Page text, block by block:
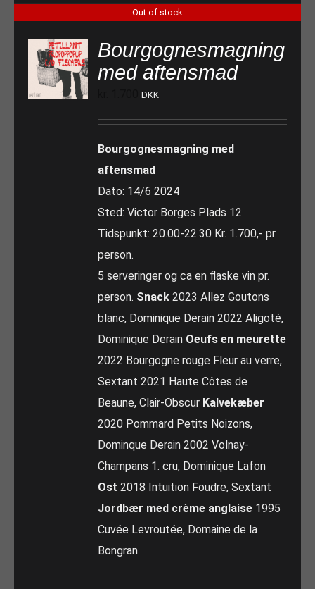
Out of stock
Bourgognesmagning
med aftensmad
DKK
Bourgognesmagning med
aftensmad
Dato: 14/6 2024
Sted: Victor Borges Plads 12
Tidspunkt: 20.00-22.30 Kr. 1.700,- pr.
person.
5 serveringer og ca en flaske vin pr.
person. Snack 2023 Allez Goutons
blanc, Dominique Derain 2022 Aligoté,
Dominique Derain Oeufs en meurette
2022 Bourgogne rouge Fleur au verre,
Sextant 2021 Haute Côtes de
Beaune, Clair-Obscur Kalvekæber
2020 Pommard Petits Noizons,
Dominque Derain 2002 Volnay-
Champans 1. cru, Dominique Lafon
Ost 2018 Intuition Foudre, Sextant
Jordbær med crème anglaise 1995
Cuvée Levroutée, Domaine de la
Bongran